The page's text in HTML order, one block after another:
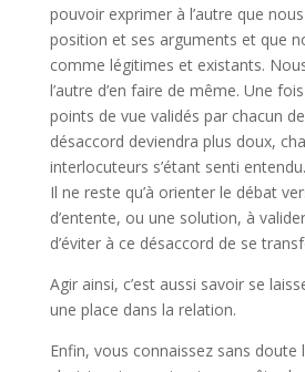
pouvoir exprimer à l’autre que
position et ses arguments et que
comme légitimes et existants.
l’autre d’en faire de même. Une
points de vue validés par chacun
désaccord deviendra plus doux,
interlocuteurs s’étant senti entendu.
Il ne reste qu’à orienter le débat
d’entente, ou une solution, à
d’éviter à ce désaccord de se
Agir ainsi, c’est aussi savoir se
une place dans la relation.
Enfin, vous connaissez sans doute